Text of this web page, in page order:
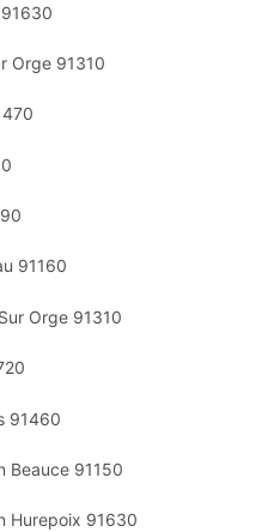
Orge 91310
91160
Orge 91310
91460
Beauce 91150
Hurepoix 91630